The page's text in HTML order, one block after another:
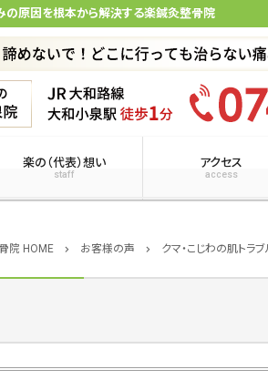
の原因を根本から解決する楽鍼灸整骨院
楽の（代表）想い
staff
アクセス
access
院 HOME chevron_right お客様の声 chevron_right クマ・こじわの肌トラ